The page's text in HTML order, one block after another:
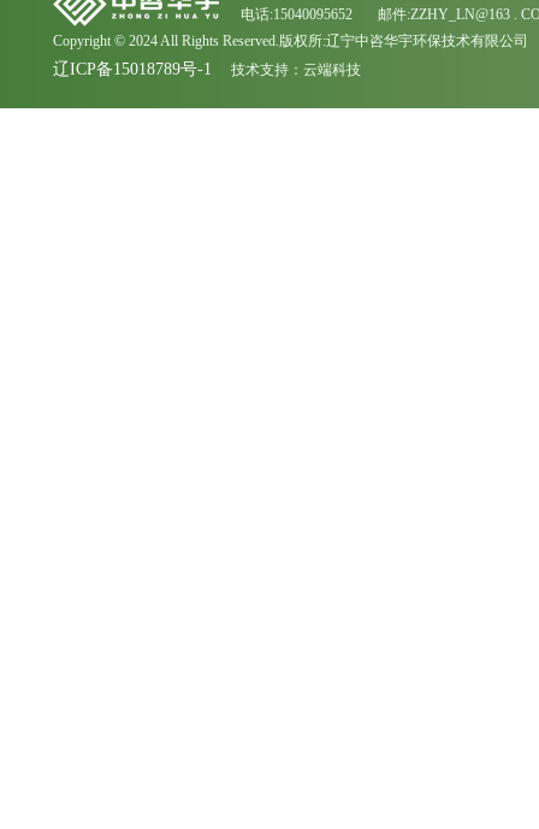
电话:15040095652 邮件:ZZHY_LN@163 .
Copyright © 2024 All Rights Reserved.版权所:辽宁中咨华宇环保技术有限公司
辽ICP备15018789号-1 技术支持： 云端科技